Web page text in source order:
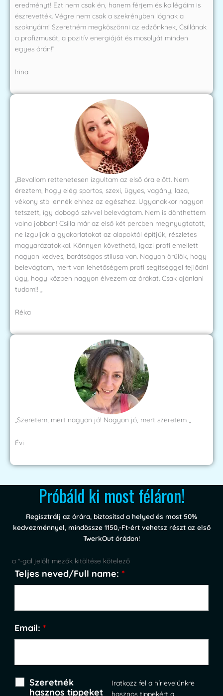
eredményt! Ezt nem csak én, hanem férjem és kollégáim is
észrevették. Végre nem csak a szekrényben lógnak a
szoknyáim! Szeretném megköszönni az edzőnknek, Csillának
a profizmusát, a pozitív energiáját és mosolyát minden
egyes órán!”
Irina
„Bevallom rettenetesen izgultam az első óra előtt. Nem
éreztem, hogy elég sportos, szexi, ügyes, vagány, laza,
vékony stb lennék ehhez az egészhez. Ugyanakkor nagyon
tetszett, így dobogó szívvel belevágtam. Nem is dönthettem
volna jobban! Csilla már az első két percben megnyugtatott,
ne izguljak a gyakorlatokat az alapoktól építjük, részletes
magyarázatokkal. Könnyen követhető, igazi profi emellett
nagyon kedves, barátságos stílusa van. Nagyon örülök, hogy
belevágtam, mert van lehetőségem profi segítséggel fejlődni
úgy, hogy közben nagyon élvezem az órákat. Csak ajánlani
tudom!! „
Réka
„Szeretem, mert nagyon jó! Nagyon jó, mert szeretem „
Évi
Próbáld ki most féláron!
Regisztrálj az órára, biztosítsd a helyed és most 50%
kedvezménnyel, mindössze 1150,-Ft-ért vehetsz részt az első
TwerkOut órádon!
a *-gal jelölt mezők kitöltése kötelező
Teljes neved/Full name:*
Email:*
Szeretnék
hasznos tippeket
Iratkozz fel a hírlevelünkre